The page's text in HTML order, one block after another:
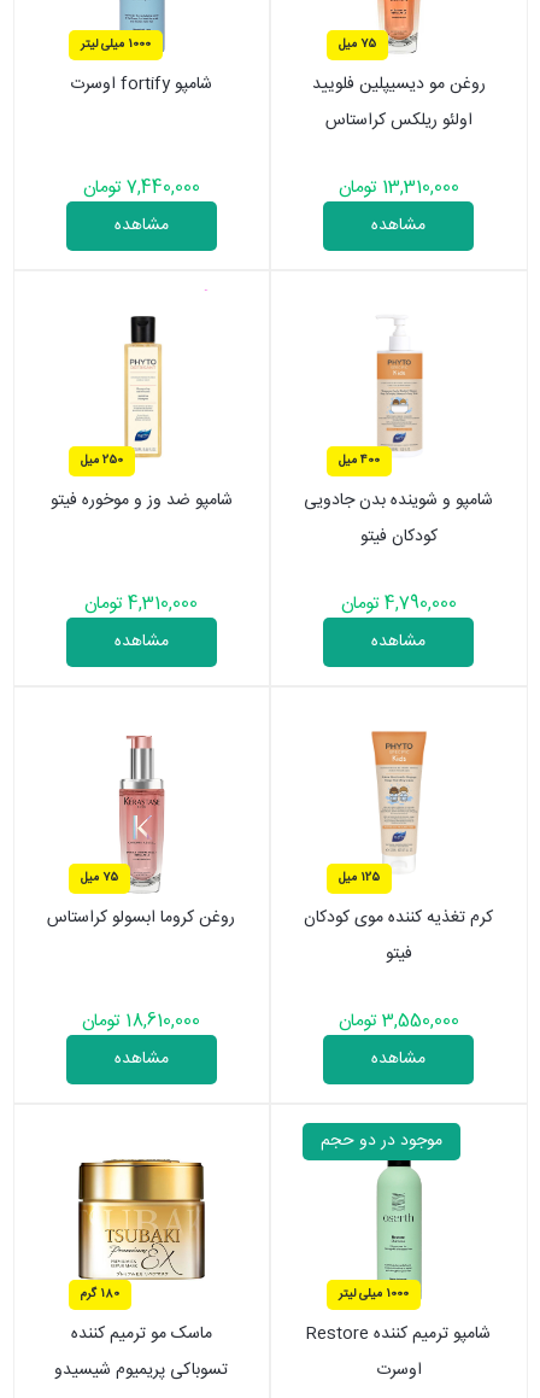
75 میل
روغن مو دیسیپلین فلویید
اولئو ریلکس کراستاس
13,310,000 تومان
مشاهده
1000 میلی لیتر
شامپو fortify اوسرت
7,440,000 تومان
مشاهده
400 میل
شامپو و شوینده بدن جادویی
کودکان فیتو
4,790,000 تومان
مشاهده
250 میل
شامپو ضد وز و موخوره فیتو
4,310,000 تومان
مشاهده
125 میل
کرم تغذیه کننده موی کودکان
فیتو
3,550,000 تومان
مشاهده
75 میل
روغن کروما ابسولو کراستاس
18,610,000 تومان
مشاهده
موجود در دو حجم
1000 میلی لیتر
شامپو ترمیم کننده Restore
اوسرت
180 گرم
ماسک مو ترمیم کننده
تسوباکی پریمیوم شیسیدو